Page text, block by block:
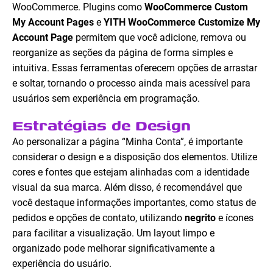
WooCommerce. Plugins como WooCommerce Custom
My Account Pages e YITH WooCommerce Customize My
Account Page permitem que você adicione, remova ou
reorganize as seções da página de forma simples e
intuitiva. Essas ferramentas oferecem opções de arrastar
e soltar, tornando o processo ainda mais acessível para
usuários sem experiência em programação.
Estratégias de Design
Ao personalizar a página “Minha Conta”, é importante
considerar o design e a disposição dos elementos. Utilize
cores e fontes que estejam alinhadas com a identidade
visual da sua marca. Além disso, é recomendável que
você destaque informações importantes, como status de
pedidos e opções de contato, utilizando negrito e ícones
para facilitar a visualização. Um layout limpo e
organizado pode melhorar significativamente a
experiência do usuário.